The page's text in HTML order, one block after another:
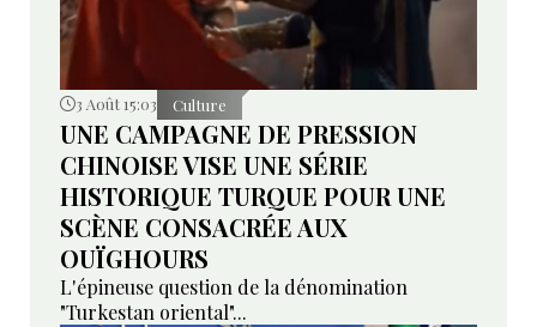
3 Août 15:03 Culture
UNE CAMPAGNE DE PRESSION
CHINOISE VISE UNE SÉRIE
HISTORIQUE TURQUE POUR UNE
SCÈNE CONSACRÉE AUX
OUÏGHOURS
L'épineuse question de la dénomination
"Turkestan oriental"...